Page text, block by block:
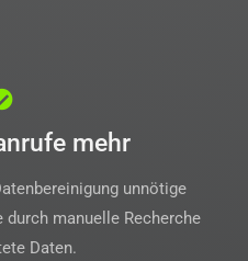
mehr
unnötige
durch manuelle Recherche
Daten.